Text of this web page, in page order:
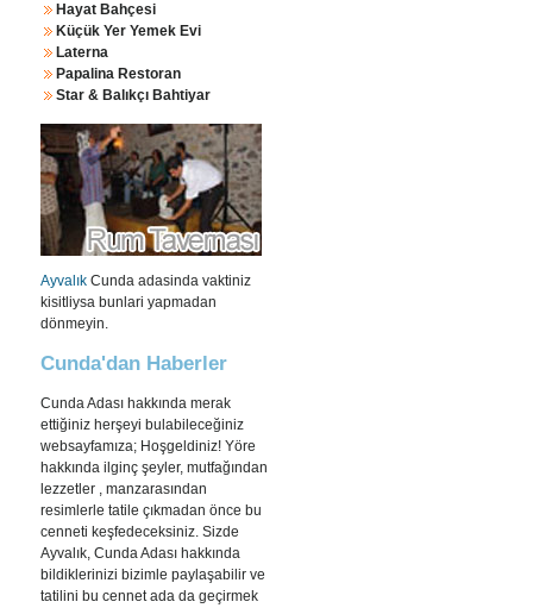
Hayat Bahçesi
Küçük Yer Yemek Evi
Laterna
Papalina Restoran
Star & Balıkçı Bahtiyar
Ayvalık Cunda adasinda vaktiniz
kisitliysa bunlari yapmadan
dönmeyin.
Cunda'dan Haberler
Cunda Adası hakkında merak
ettiğiniz herşeyi bulabileceğiniz
websayfamıza; Hoşgeldiniz! Yöre
hakkında ilginç şeyler, mutfağından
lezzetler , manzarasından
resimlerle tatile çıkmadan önce bu
cenneti keşfedeceksiniz. Sizde
Ayvalık, Cunda Adası hakkında
bildiklerinizi bizimle paylaşabilir ve
tatilini bu cennet ada da geçirmek